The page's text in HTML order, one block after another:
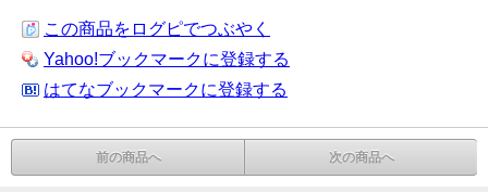
この商品をログピでつぶやく
Yahoo!ブックマークに登録する
はてなブックマークに登録する
前の商品へ 次の商品へ